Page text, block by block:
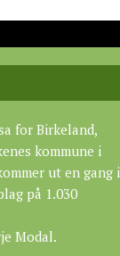
for Birkeland,
kommune i
ut en gang i
på 1.030
Modal.